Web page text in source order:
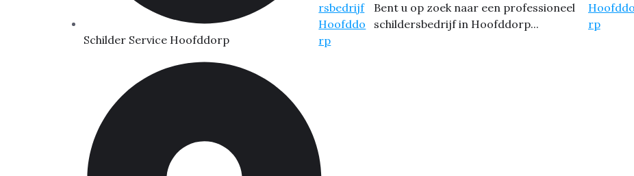
Schilder Service Hoofddorp
Bent u op zoek naar een professioneel
schildersbedrijf in Hoofddorp...